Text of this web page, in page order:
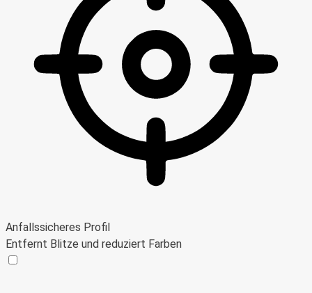
Anfallssicheres Profil
Entfernt Blitze und reduziert Farben